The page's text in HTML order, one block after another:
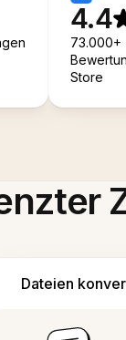
4.4
73.000+
Store
Dateien